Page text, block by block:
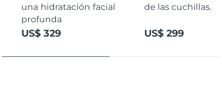
una hidratación facial
profunda
US$ 329
de las cuchillas.
US$ 299